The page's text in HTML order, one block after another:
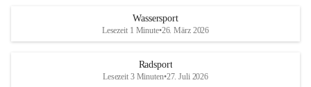
Anhang VBl. EU Nr. 18
1 Seite•1,4 MB
VBl. EU Nr. 18_2026
Wassersport
Lesezeit 1 Minute•26. März 2026
Radsport
Lesezeit 3 Minuten•27. Juli 2026